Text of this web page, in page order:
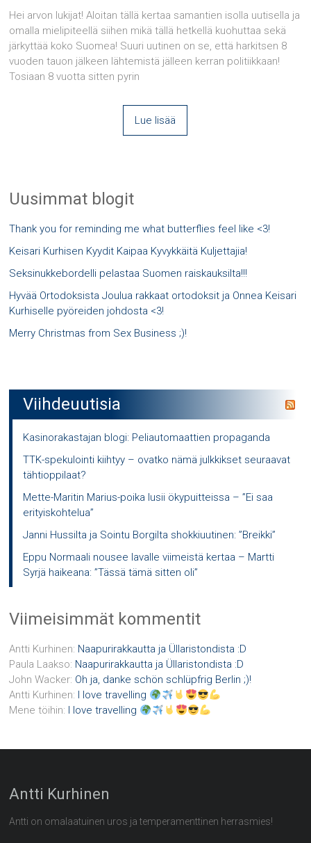
Hei arvon lukijat! Aloitan tällä kertaa samantien isolla uutisella ja
omalla mielipiteellä siihen mikä tällä hetkellä kuohuttaa sekä
järkyttää koko Suomea! Suuri uutinen on se, että harkitsen 8
vuoden tauon jälkeen lähtemistä jälleen kerran politiikkaan!
Tosiaan 8 vuotta sitten pyrin
Lue lisää
Uusimmat blogit
Thank you for reminding me what butterflies feel like <3!
Keisari Kurhisen Kyydit Kaipaa Kyvykkäitä Kuljettajia!
Seksinukkebordelli pelastaa Suomen raiskauksilta!!!
Hyvää Ortodoksista Joulua rakkaat ortodoksit ja Onnea Keisari
Kurhiselle pyöreiden johdosta <3!
Merry Christmas from Sex Business ;)!
Viihdeuutisia
Kasinorakastajan blogi: Peliautomaattien propaganda
TTK-spekulointi kiihtyy – ovatko nämä julkkikset seuraavat
tähtioppilaat?
Mette-Maritin Marius-poika lusii ökypuitteissa – ”Ei saa
erityiskohtelua”
Janni Hussilta ja Sointu Borgilta shokkiuutinen: ”Breikki”
Eppu Normaali nousee lavalle viimeistä kertaa – Martti
Syrjä haikeana: ”Tässä tämä sitten oli”
Viimeisimmät kommentit
Antti Kurhinen: Naapurirakkautta ja Üllaristondista :D
Paula Laakso: Naapurirakkautta ja Üllaristondista :D
John Wacker: Oh ja, danke schön schlüpfrig Berlin ;)!
Antti Kurhinen:
I love travelling
Mene töihin: I love travelling
Antti Kurhinen
Antti on omalaatuinen uros ja temperamenttinen herrasmies!